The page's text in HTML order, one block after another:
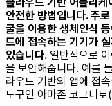
안전한 방법입니다. 주
굴을 이용한 생체인식
드에 접속하는 기기가
있습니다. 일반적으로
을 보안해줍니다. 예를
라우드 기반의 앱에 접
도구인 아마존 코그니